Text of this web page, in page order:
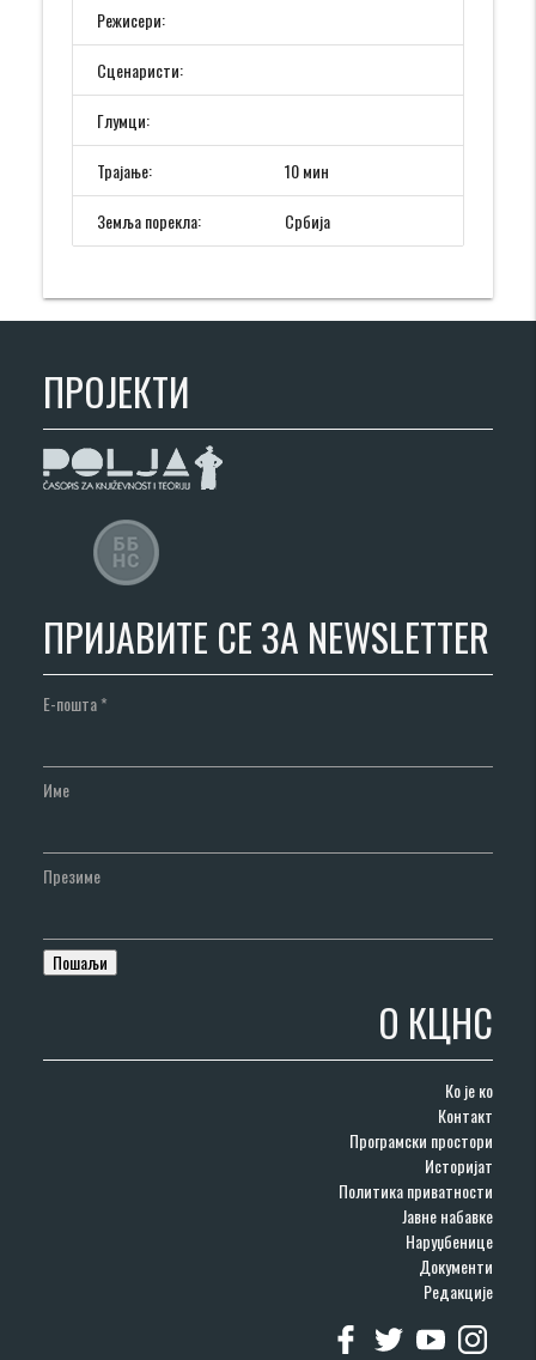
Режисери:
Сценаристи:
Глумци:
Трајање:
10 мин
Земља порекла:
Србија
ПРОЈЕКТИ
ПРИЈАВИТЕ СЕ ЗА NEWSLETTER
Е-пошта*
Име
Презиме
О КЦНС
Ко је ко
Контакт
Програмски простори
Историјат
Политика приватности
Јавне набавке
Наруџбенице
Документи
Редакције